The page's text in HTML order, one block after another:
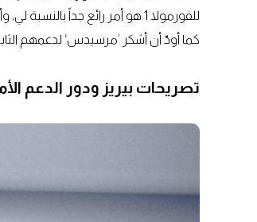
للفورمولا 1 هو أمر رائع جداً
كما أودّ أن أشكر ’مرسيدس‘ لدعمهم
تصريحات بيريز ودور الدعم